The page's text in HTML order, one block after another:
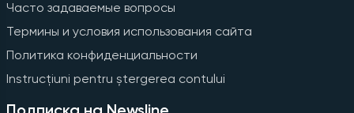
Часто задаваемые вопросы
Термины и условия использования сайта
Политика конфиденциальности
Instrucțiuni pentru ștergerea contului